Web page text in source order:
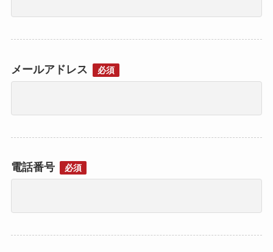
メールアドレス 必須
電話番号 必須